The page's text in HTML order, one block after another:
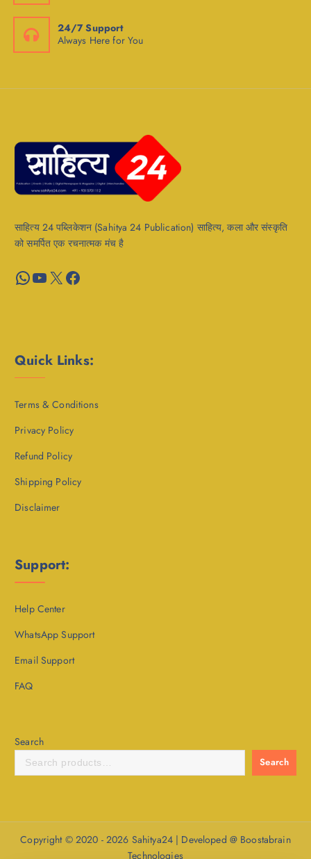
24/7 Support
Always Here for You
साहित्य 24 पब्लिकेशन (Sahitya 24 Publication) साहित्य, कला और संस्कृति
को समर्पित एक रचनात्मक मंच है
WhatsApp YouTube X Facebook
Quick Links:
Terms & Conditions
Privacy Policy
Refund Policy
Shipping Policy
Disclaimer
Support:
Help Center
WhatsApp Support
Email Support
FAQ
Search
Search
Copyright © 2020 - 2026 Sahitya24 | Developed @ Boostabrain
Technologies